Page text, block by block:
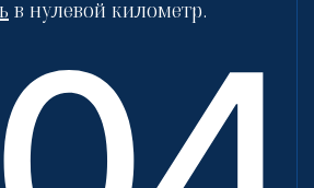
в нулевой километр.